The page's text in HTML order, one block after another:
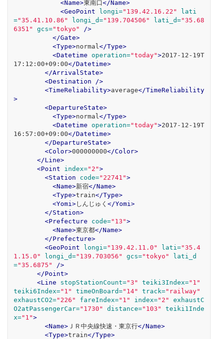
<Name>東南口</Name>
<GeoPoint
longi="139.42.16.22"
lati
="35.41.10.86" longi_d="139.704506" lati_d="35.68
6351"
gcs="tokyo"
/>
</Gate>
<Type>normal </Type>
<Datetime operation="today">2017-12-19T
17:12:00+09:00</Datetime>
</ArrivalState>
<Destination
/>
<TimeReliability>average</TimeReliability
>
<DepartureState>
<Type>normal </Type>
<Datetime operation="today">2017-12-19T
16:57:00+09:00</Datetime>
</DepartureState>
<Color>000000000</Color>
</Line>
<Point
index="2">
<Station
code="22741">
<Name>新宿</Name>
<Type>train</Type>
<Yomi>しんじゅく </Yomi>
</Station>
<Prefecture
code="13">
<Name>東京都</Name>
</Prefecture>
<GeoPoint
longi="139.42.11.0" lati="35.4
1.15.0"
longi_d="139.703056" gcs="tokyo"
lati_d
="35.6875"
/>
</Point>
<Line
stopStationCount="3" teiki3Index="1"
teiki6Index="1" timeOnBoard="14" track="railway"
exhaustCO2="226" fareIndex="1" index="2"
exhaustC
O2atPassengerCar="1730" distance="103"
teiki1Inde
x="1">
<Name> ＪＲ中央線快速・東京行</Name>
<Type>train</Type>